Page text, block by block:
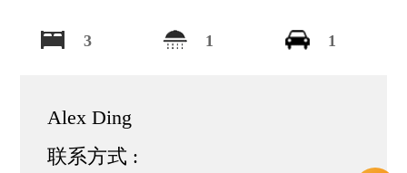
3 1 1
Alex Ding
联系方式 :